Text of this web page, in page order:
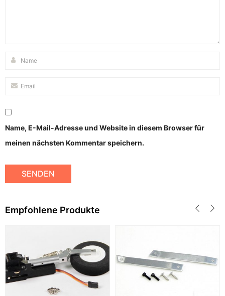
Name, E-Mail-Adresse und Website in diesem Browser für
meinen nächsten Kommentar speichern.
Empfohlene Produkte